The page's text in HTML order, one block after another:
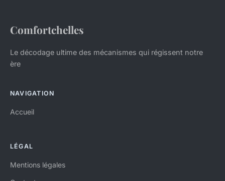
Comfortchelles
Le décodage ultime des mécanismes qui régissent notre
ère
NAVIGATION
Accueil
LÉGAL
Mentions légales